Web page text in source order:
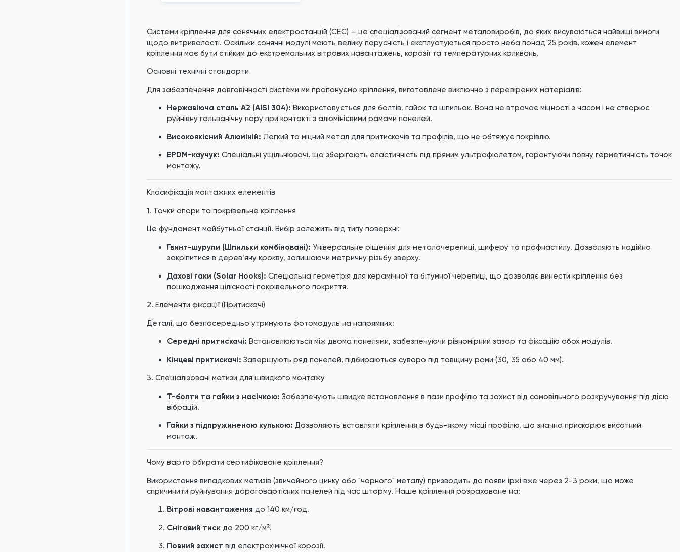
Системи кріплення для сонячних електростанцій (СЕС) — це спеціалізований сегмент металовиробів, до яких висуваються найвищі вимоги
щодо витривалості. Оскільки сонячні модулі мають велику парусність і експлуатуються просто неба понад 25 років, кожен елемент
кріплення має бути стійким до екстремальних вітрових навантажень, корозії та температурних коливань.
Основні технічні стандарти
Для забезпечення довговічності системи ми пропонуємо кріплення, виготовлене виключно з перевірених матеріалів:
Нержавіюча сталь А2 (AISI 304): Використовується для болтів, гайок та шпильок. Вона не втрачає міцності з часом і не створює
руйнівну гальванічну пару при контакті з алюмінієвими рамами панелей.
Високоякісний Алюміній: Легкий та міцний метал для притискачів та профілів, що не обтяжує покрівлю.
EPDM-каучук: Спеціальні ущільнювачі, що зберігають еластичність під прямим ультрафіолетом, гарантуючи повну герметичність точок
монтажу.
Класифікація монтажних елементів
1. Точки опори та покрівельне кріплення
Це фундамент майбутньої станції. Вибір залежить від типу поверхні:
Гвинт-шурупи (Шпильки комбіновані): Універсальне рішення для металочерепиці, шиферу та профнастилу. Дозволяють надійно
закріпитися в дерев’яну крокву, залишаючи метричну різьбу зверху.
Дахові гаки (Solar Hooks): Спеціальна геометрія для керамічної та бітумної черепиці, що дозволяє винести кріплення без
пошкодження цілісності покрівельного покриття.
2. Елементи фіксації (Притискачі)
Деталі, що безпосередньо утримують фотомодуль на напрямних:
Середні притискачі: Встановлюються між двома панелями, забезпечуючи рівномірний зазор та фіксацію обох модулів.
Кінцеві притискачі: Завершують ряд панелей, підбираються суворо під товщину рами (30, 35 або 40 мм).
3. Спеціалізовані метизи для швидкого монтажу
Т-болти та гайки з насічкою: Забезпечують швидке встановлення в пази профілю та захист від самовільного розкручування під дією
вібрацій.
Гайки з підпружиненою кулькою: Дозволяють вставляти кріплення в будь-якому місці профілю, що значно прискорює висотний
монтаж.
Чому варто обирати сертифіковане кріплення?
Використання випадкових метизів (звичайного цинку або "чорного" металу) призводить до появи іржі вже через 2-3 роки, що може
спричинити руйнування дороговартісних панелей під час шторму. Наше кріплення розраховане на:
Вітрові навантаження до 140 км/год.
Сніговий тиск до 200 кг/м².
Повний захист від електрохімічної корозії.